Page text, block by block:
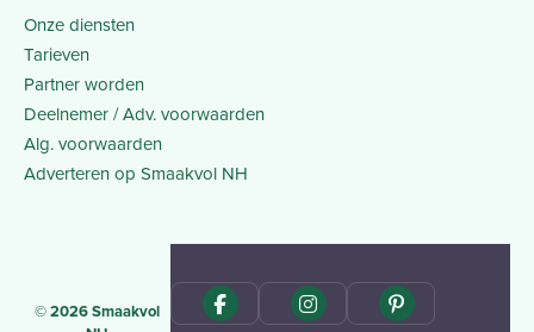
Onze diensten
Tarieven
Partner worden
Deelnemer / Adv. voorwaarden
Alg. voorwaarden
Adverteren op Smaakvol NH
© 2026 Smaakvol